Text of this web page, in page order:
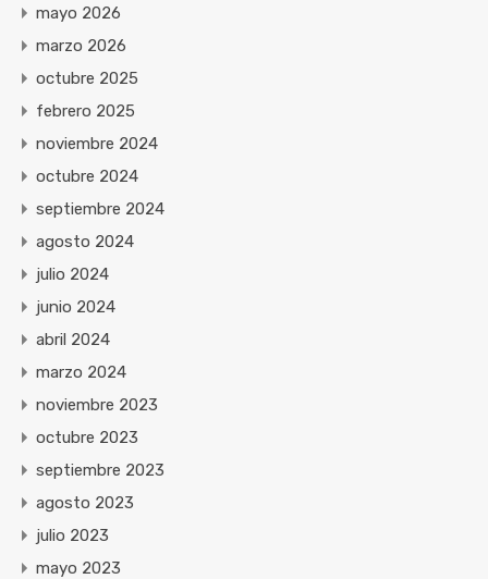
mayo 2026
marzo 2026
octubre 2025
febrero 2025
noviembre 2024
octubre 2024
septiembre 2024
agosto 2024
julio 2024
junio 2024
abril 2024
marzo 2024
noviembre 2023
octubre 2023
septiembre 2023
agosto 2023
julio 2023
mayo 2023